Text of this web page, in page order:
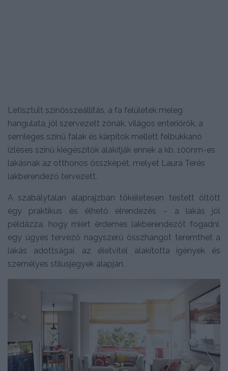
Letisztult színösszeállítás, a fa felületek meleg
hangulata, jól szervezett zónák, világos enteriőrök, a
semleges színű falak és kárpitok mellett felbukkanó
ízléses színű kiegészítők alakítják ennek a kb. 100nm-es
lakásnak az otthonos összképét, melyet Laura Terés
lakberendező tervezett.
A szabálytalan alaprajzban tökéletesen testett öltött
egy praktikus és élhető elrendezés – a lakás jól
példázza, hogy miért érdemes lakberendezőt fogadni,
egy ügyes tervező nagyszerű összhangot teremthet a
lakás adottságai, az életvitel alakította igények és
személyes stílusjegyek alapján.